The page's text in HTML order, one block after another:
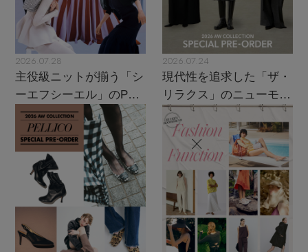
2026.07.28
主役級ニットが揃う「シ
ーエフシーエル」のPOP
UPがスタート
2026.07.24
現代性を追求した「ザ・
リラクス」のニューモダ
ンクラシック